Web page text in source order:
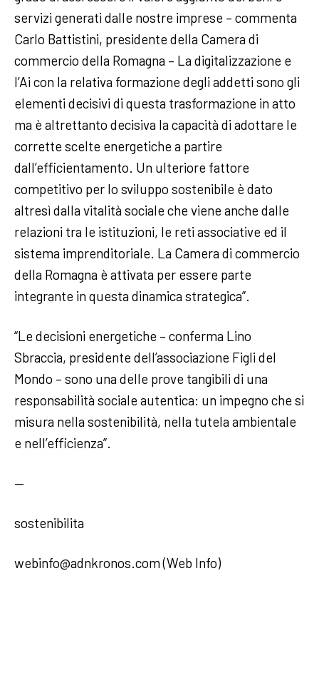
servizi generati dalle nostre imprese – commenta
Carlo Battistini, presidente della Camera di
commercio della Romagna – La digitalizzazione e
l’Ai con la relativa formazione degli addetti sono gli
elementi decisivi di questa trasformazione in atto
ma è altrettanto decisiva la capacità di adottare le
corrette scelte energetiche a partire
dall’efficientamento. Un ulteriore fattore
competitivo per lo sviluppo sostenibile è dato
altresì dalla vitalità sociale che viene anche dalle
relazioni tra le istituzioni, le reti associative ed il
sistema imprenditoriale. La Camera di commercio
della Romagna è attivata per essere parte
integrante in questa dinamica strategica”.
“Le decisioni energetiche – conferma Lino
Sbraccia, presidente dell’associazione Figli del
Mondo – sono una delle prove tangibili di una
responsabilità sociale autentica: un impegno che si
misura nella sostenibilità, nella tutela ambientale
e nell’efficienza”.
—
sostenibilita
webinfo@adnkronos.com (Web Info)